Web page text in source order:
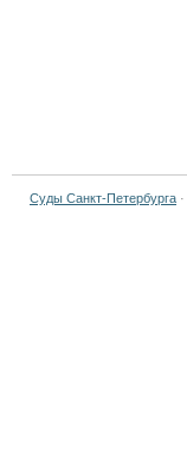
Суды Санкт-Петербурга ·